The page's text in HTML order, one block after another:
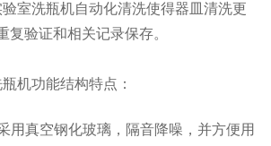
洗瓶机自动化清洗使得器皿清洗更
复验证和相关记录保存。
功能结构特点：
真空钢化玻璃，隔音降噪，并方便用